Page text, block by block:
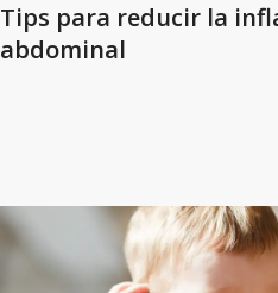
Tips para reducir la
abdominal